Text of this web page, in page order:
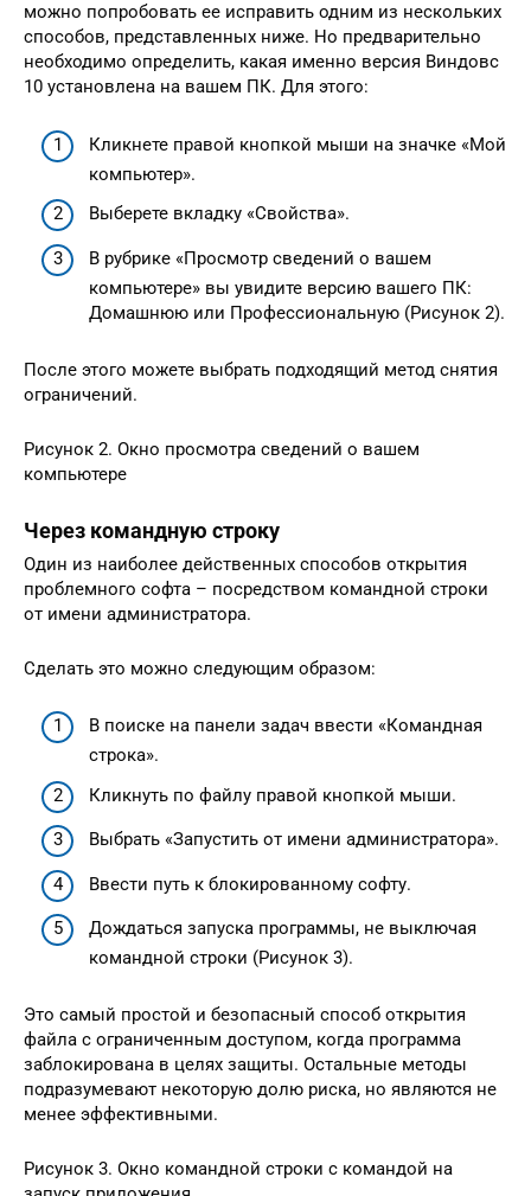
можно попробовать ее исправить одним из нескольких
способов, представленных ниже. Но предварительно
необходимо определить, какая именно версия Виндовс
10 установлена на вашем ПК. Для этого:
Кликнете правой кнопкой мыши на значке «Мой
компьютер».
Выберете вкладку «Свойства».
В рубрике «Просмотр сведений о вашем
компьютере» вы увидите версию вашего ПК:
Домашнюю или Профессиональную (Рисунок 2).
После этого можете выбрать подходящий метод снятия
ограничений.
Рисунок 2. Окно просмотра сведений о вашем
компьютере
Через командную строку
Один из наиболее действенных способов открытия
проблемного софта – посредством командной строки
от имени администратора.
Сделать это можно следующим образом:
В поиске на панели задач ввести «Командная
строка».
Кликнуть по файлу правой кнопкой мыши.
Выбрать «Запустить от имени администратора».
Ввести путь к блокированному софту.
Дождаться запуска программы, не выключая
командной строки (Рисунок 3).
Это самый простой и безопасный способ открытия
файла с ограниченным доступом, когда программа
заблокирована в целях защиты. Остальные методы
подразумевают некоторую долю риска, но являются не
менее эффективными.
Рисунок 3. Окно командной строки с командой на